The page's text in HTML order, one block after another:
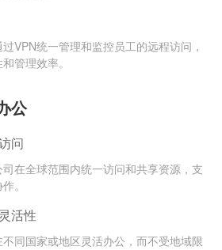
VPN统一管理和监控员工的远程访问，
管理效率。
公
问
司在全球范围内统一访问和共享资源，支
。
活性
不同国家或地区灵活办公，而不受地域限